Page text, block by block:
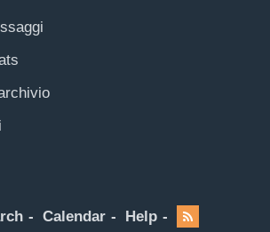
Calendar Help